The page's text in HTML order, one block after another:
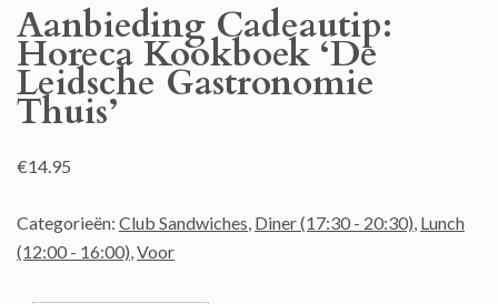
Aanbieding Cadeautip:
Horeca Kookboek ‘De
Leidsche Gastronomie
Thuis’
€14.95
Categorieën: Club Sandwiches Diner (17:30 - 20:30) Lunch
(12:00 - 16:00) Voor